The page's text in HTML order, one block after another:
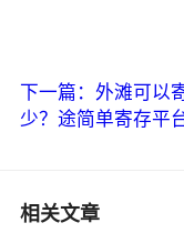
下一篇：外滩可以
少？途简单寄存平
相关文章